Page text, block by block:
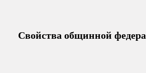
Свойства общинной